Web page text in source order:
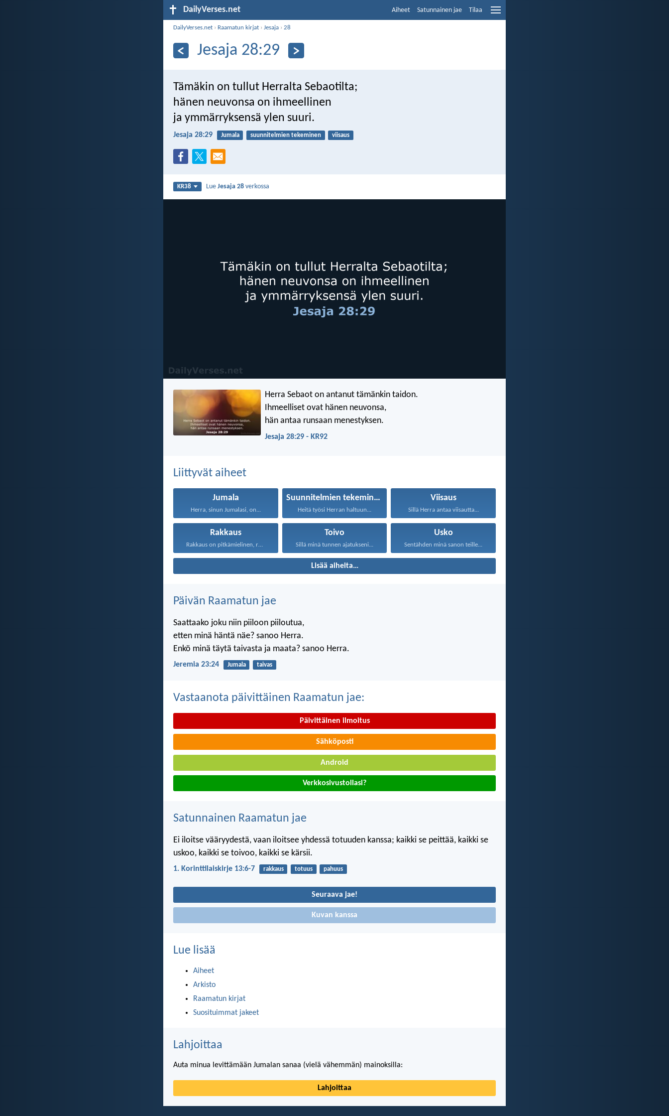
DailyVerses.net Aiheet Satunnainen jae Tilaa
DailyVerses.net › Raamatun kirjat ›Jesaja ›28
Jesaja 28:29
Tämäkin on tullut Herralta Sebaotilta;
hänen neuvonsa on ihmeellinen
ja ymmärryksensä ylen suuri.
Jesaja 28:29 Jumala suunnitelmien tekeminen viisaus
KR38 LueJesaja 28 verkossa
Herra Sebaot on antanut tämänkin taidon.
Ihmeelliset ovat hänen neuvonsa,
hän antaa runsaan menestyksen.
Jesaja 28:29 - KR92
Liittyvät aiheet
Jumala
Herra, sinun Jumalasi, on...
Suunnitelmien tekeminen
Heitä työsi Herran haltuun...
Viisaus
Sillä Herra antaa viisautta...
Rakkaus
Rakkaus on pitkämielinen, rakkaus...
Toivo
Sillä minä tunnen ajatukseni...
Usko
Sentähden minä sanon teille...
Lisää aiheita…
Päivän Raamatun jae
Saattaako joku niin piiloon piiloutua,
etten minä häntä näe? sanoo Herra.
Enkö minä täytä taivasta ja maata? sanoo Herra.
Jeremia 23:24 Jumala taivas
Vastaanota päivittäinen Raamatun jae:
Päivittäinen ilmoitus
Sähköposti
Android
Verkkosivustollasi?
Satunnainen Raamatun jae
Ei iloitse vääryydestä, vaan iloitsee yhdessä totuuden kanssa; kaikki se peittää, kaikki se
uskoo, kaikki se toivoo, kaikki se kärsii.
1. Korinttilaiskirje 13:6-7 rakkaus totuus pahuus
Seuraava jae!
Kuvan kanssa
Lue lisää
Aiheet
Arkisto
Raamatun kirjat
Suosituimmat jakeet
Lahjoittaa
Auta minua levittämään Jumalan sanaa (vielä vähemmän) mainoksilla:
Lahjoittaa